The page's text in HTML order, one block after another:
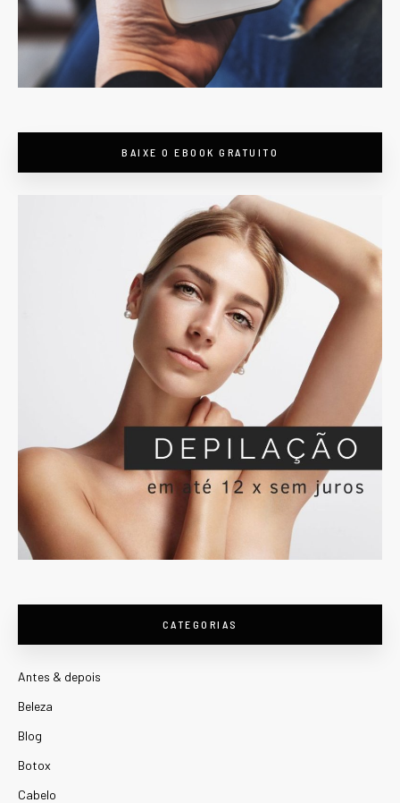
BAIXE O EBOOK GRATUITO
CATEGORIAS
Antes & depois
Beleza
Blog
Botox
Cabelo